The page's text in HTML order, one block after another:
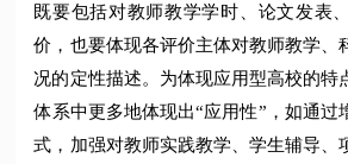
既要包括对教师教学学时、论文发表
价，也要体现各评价主体对教师教学、
况的定性描述。为体现应用型高校的特
体系中更多地体现出“应用性”，如通过
式，加强对教师实践教学、学生辅导、